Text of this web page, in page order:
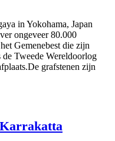
in Yokohama, Japan
ongeveer 80.000
Gemenebest die zijn
de Tweede Wereldoorlog
grafstenen zijn